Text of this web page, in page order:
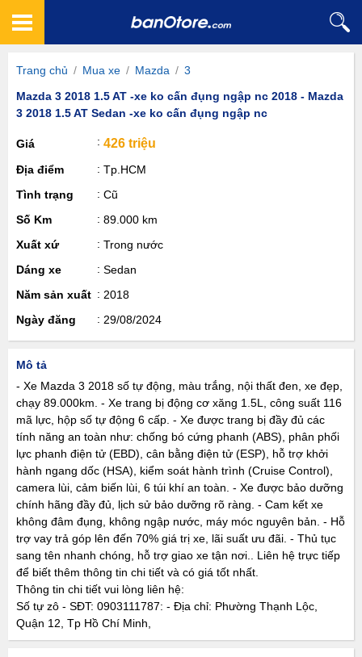
Trang chủ / Mua xe / Mazda / 3
Mazda 3 2018 1.5 AT -xe ko cấn đụng ngập nc 2018 - Mazda
3 2018 1.5 AT Sedan -xe ko cấn đụng ngập nc
Giá 426 triệu
Địa điểm
Tp.HCM
Tình trạng
Cũ
Số Km
89.000 km
Xuất xứ
Trong nước
Dáng xe
Sedan
Năm sản xuất
2018
Ngày đăng
29/08/2024
Mô tả
- Xe Mazda 3 2018 số tự động, màu trắng, nội thất đen, xe đẹp,
chạy 89.000km. - Xe trang bị động cơ xăng 1.5L, công suất 116
mã lực, hộp số tự động 6 cấp. - Xe được trang bị đầy đủ các
tính năng an toàn như: chống bó cứng phanh (ABS), phân phối
lực phanh điện tử (EBD), cân bằng điện tử (ESP), hỗ trợ khởi
hành ngang dốc (HSA), kiểm soát hành trình (Cruise Control),
camera lùi, cảm biến lùi, 6 túi khí an toàn. - Xe được bảo dưỡng
chính hãng đầy đủ, lịch sử bảo dưỡng rõ ràng. - Cam kết xe
không đâm đụng, không ngập nước, máy móc nguyên bản. - Hỗ
trợ vay trả góp lên đến 70% giá trị xe, lãi suất ưu đãi. - Thủ tục
sang tên nhanh chóng, hỗ trợ giao xe tận nơi.. Liên hệ trực tiếp
để biết thêm thông tin chi tiết và có giá tốt nhất.
Thông tin chi tiết vui lòng liên hệ:
Số tự zô - SĐT: 0903111787: - Địa chỉ: Phường Thạnh Lộc,
Quận 12, Tp Hồ Chí Minh,